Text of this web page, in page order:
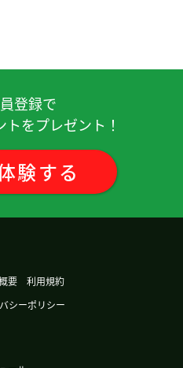
在想什么。事实上，当
说“我不知道”。也许让
。下次再见！( 男性 )
啊！明天见！( 男性 )
的话就好了。说实在的
女性 )
请看看！下次见！
登録で
をプレゼント！
験する
要
利用規約
シーポリシー